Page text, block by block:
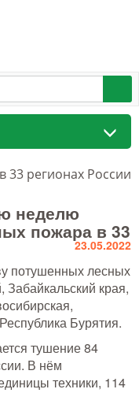
33 регионах России
неделю
пожара в 33
23.05.2022
потушенных лесных
Забайкальский края,
Бурятия.
тушение 84
В нём
техники, 114